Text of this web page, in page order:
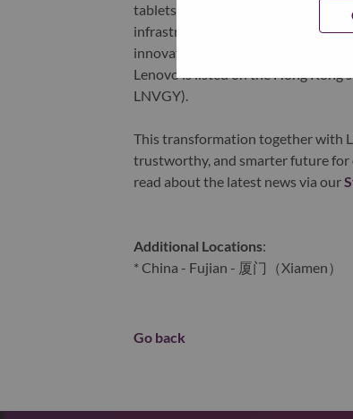
tablets), infrastructure (server,
infrastructure), software, solutions,
innovation is building a more
Lenovo is listed on the Hong Kong
LNVGY).
This transformation together with
trustworthy, and smarter future for
read about the latest news via our
Additional Locations:
* China - Fujian - 厦门（Xiamen）
Go back